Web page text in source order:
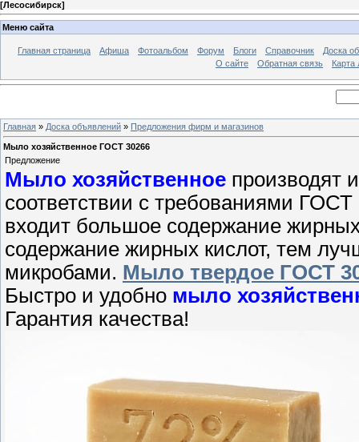
[Лесосибирск]
Меню сайта
Главная страница Афиша Фотоальбом Форум Блоги Справочник
Доска
О сайте
Обратная связь Карта
Главная » Доска объявлений » Предложения фирм и магазинов
Мыло хозяйственное ГОСТ 30266
Предложение
Мыло хозяйственное производят
соответствии с требованиями
входит большое содержание
содержание жирных кислот, тем
микробами. Мыло твердое ГОСТ
Быстро и удобно мыло
Гарантия качества!